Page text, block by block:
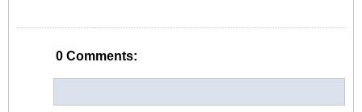
0 Comments: